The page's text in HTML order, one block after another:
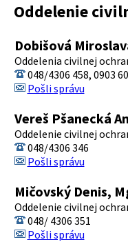
Oddelenie
Dobišová
Oddelenia civilnej
048/4306 458, 0903
Pošli správu
Vereš Pšanecká
Oddelenie civilnej
048/4306 346
Pošli správu
Mičovský Denis,
Oddelenie civilnej
048/ 4306 351
Pošli správu